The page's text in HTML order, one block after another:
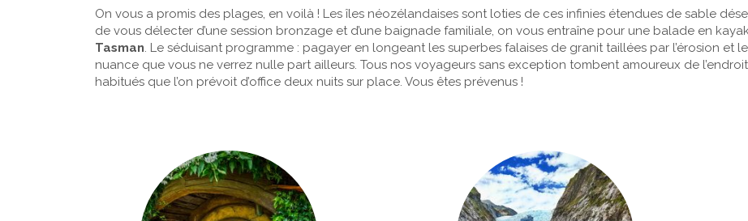
On vous a promis des plages, en voilà ! Les îles néozélandaises sont loties de ces infinies étendues de sable
de vous délecter d’une session bronzage et d’une baignade familiale, on vous entraîne pour une balade en
Tasman. Le séduisant programme : pagayer en longeant les superbes falaises de granit taillées par l’érosion et
nuance que vous ne verrez nulle part ailleurs. Tous nos voyageurs sans exception tombent amoureux de
habitués que l’on prévoit d’office deux nuits sur place. Vous êtes prévenus !